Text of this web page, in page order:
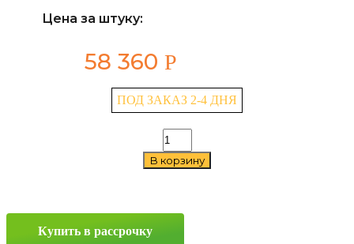
Цена за штуку:
58 360 Р
ПОД ЗАКАЗ 2-4 ДНЯ
Количество
товара
Belshina
В корзину
Купить в рассрочку